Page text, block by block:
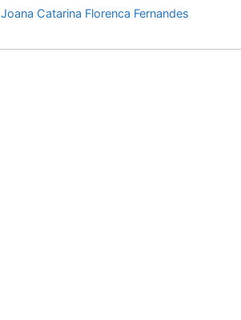
Joana Catarina Florenca Fernandes